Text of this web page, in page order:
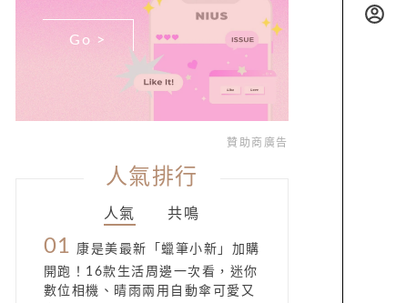
Go >
贊助商廣告
人氣排行
人氣 共鳴
01
康是美最新「蠟筆小新」加購
開跑！16款生活周邊一次看，迷你
數位相機、晴雨兩用自動傘可愛又